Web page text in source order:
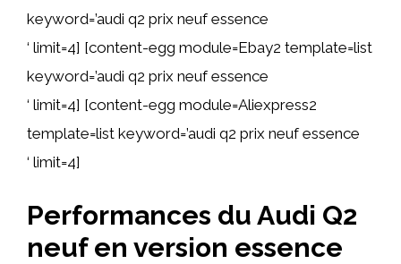
keyword=’audi q2 prix neuf essence
‘ limit=4] [content-egg module=Ebay2 template=list
keyword=’audi q2 prix neuf essence
‘ limit=4] [content-egg module=Aliexpress2
template=list keyword=’audi q2 prix neuf essence
‘ limit=4]
Performances du Audi Q2
neuf en version essence